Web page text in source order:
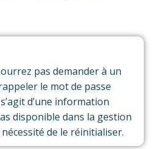
pas demander à un
le mot de passe
d’une information
disponible dans la gestion
de le réinitialiser.